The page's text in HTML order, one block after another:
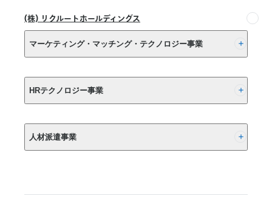
開
始
機
の
開
始
の
行
し
て
人
大、
お
(株) リクルートホールディングス
マーケティング・マッチング・テクノロジー事業
(株) リクルート
HRテクノロジー事業
(株) インディードリクルートパートナーズ
(株) インディードリクルートテクノロジーズ
人材派遣事業